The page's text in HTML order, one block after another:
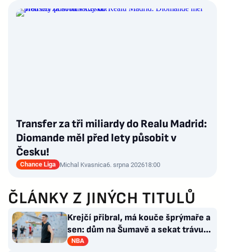
Transfer za tři miliardy do Realu Madrid:
Diomande měl před lety působit v
Česku!
Chance Liga Michal Kvasnica6. srpna 202618:00
ČLÁNKY Z JINÝCH TITULŮ
Krejčí přibral, má kouče šprýmaře a
sen: dům na Šumavě a sekat trávu
jako Forrest Gump
NBA